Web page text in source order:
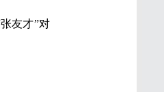
友才”对